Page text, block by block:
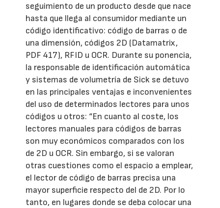
seguimiento de un producto desde que nace
hasta que llega al consumidor mediante un
código identificativo: código de barras o de
una dimensión, códigos 2D (Datamatrix,
PDF 417), RFID u OCR. Durante su ponencia,
la responsable de identificación automática
y sistemas de volumetría de Sick se detuvo
en las principales ventajas e inconvenientes
del uso de determinados lectores para unos
códigos u otros: “En cuanto al coste, los
lectores manuales para códigos de barras
son muy económicos comparados con los
de 2D u OCR. Sin embargo, si se valoran
otras cuestiones como el espacio a emplear,
el lector de código de barras precisa una
mayor superficie respecto del de 2D. Por lo
tanto, en lugares donde se deba colocar una